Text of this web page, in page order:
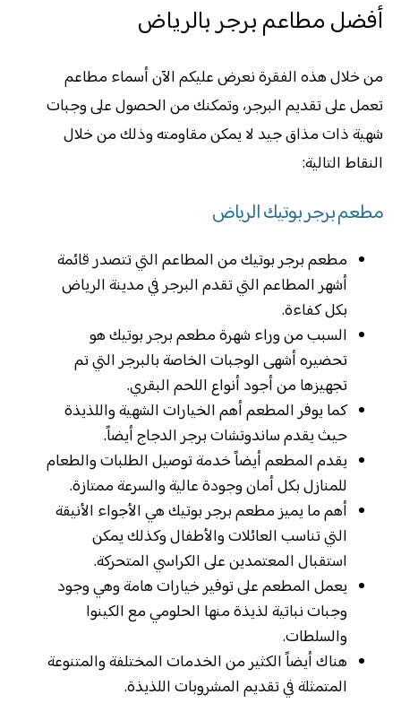
أفضل مطاعم برجر بالرياض
من خلال هذه الفقرة نعرض عليكم الآن أسماء مطاعم
تعمل على تقديم البرجر، وتمكنك من الحصول على وجبات
شهية ذات مذاق جيد لا يمكن مقاومته وذلك من خلال
النقاط التالية:
مطعم برجر بوتيك الرياض
مطعم برجر بوتيك من المطاعم التي تتصدر قائمة
أشهر المطاعم التي تقدم البرجر في مدينة الرياض
بكل كفاءة.
السبب من وراء شهرة مطعم برجر بوتيك هو
تحضيره أشهى الوجبات الخاصة بالبرجر التي تم
تجهيزها من أجود أنواع اللحم البقري.
كما يوفر المطعم أهم الخيارات الشهية واللذيذة
حيث يقدم ساندوتشات برجر الدجاج أيضاً.
يقدم المطعم أيضاً خدمة توصيل الطلبات والطعام
للمنازل بكل أمان وجودة عالية والسرعة ممتازة.
أهم ما يميز مطعم برجر بوتيك هي الأجواء الأنيقة
التي تناسب العائلات والأطفال وكذلك يمكن
استقبال المعتمدين على الكراسي المتحركة.
يعمل المطعم على توفير خيارات هامة وهي وجود
وجبات نباتية لذيذة منها الحلومي مع الكينوا
والسلطات.
هناك أيضاً الكثير من الخدمات المختلفة والمتنوعة
المتمثلة في تقديم المشروبات اللذيذة.